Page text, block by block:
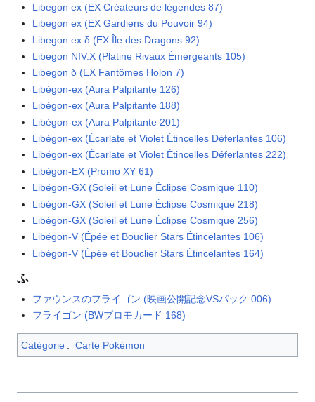
Libegon ex (EX Créateurs de légendes 87)
Libegon ex (EX Gardiens du Pouvoir 94)
Libegon ex δ (EX Île des Dragons 92)
Libegon NIV.X (Platine Rivaux Émergeants 105)
Libegon δ (EX Fantômes Holon 7)
Libégon-ex (Aura Palpitante 126)
Libégon-ex (Aura Palpitante 188)
Libégon-ex (Aura Palpitante 201)
Libégon-ex (Écarlate et Violet Étincelles Déferlantes 106)
Libégon-ex (Écarlate et Violet Étincelles Déferlantes 222)
Libégon-EX (Promo XY 61)
Libégon-GX (Soleil et Lune Éclipse Cosmique 110)
Libégon-GX (Soleil et Lune Éclipse Cosmique 218)
Libégon-GX (Soleil et Lune Éclipse Cosmique 256)
Libégon-V (Épée et Bouclier Stars Étincelantes 106)
Libégon-V (Épée et Bouclier Stars Étincelantes 164)
ふ
ファウンスのフライゴン (映画公開記念VSパック 006)
フライゴン (BWプロモカード 168)
Catégorie : Carte Pokémon